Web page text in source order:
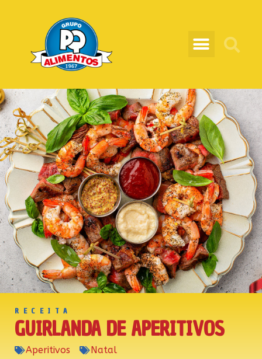
RECEITA
GUIRLANDA DE APERITIVOS
Aperitivos
Natal